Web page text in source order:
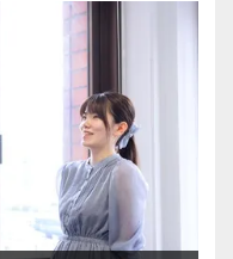
などの著書があ
。
、非常に夢のある
ていただいた会社
いて、ともに創り
やりがいを感じ
り、コミュニケー
捗管理しながら案
きてください！